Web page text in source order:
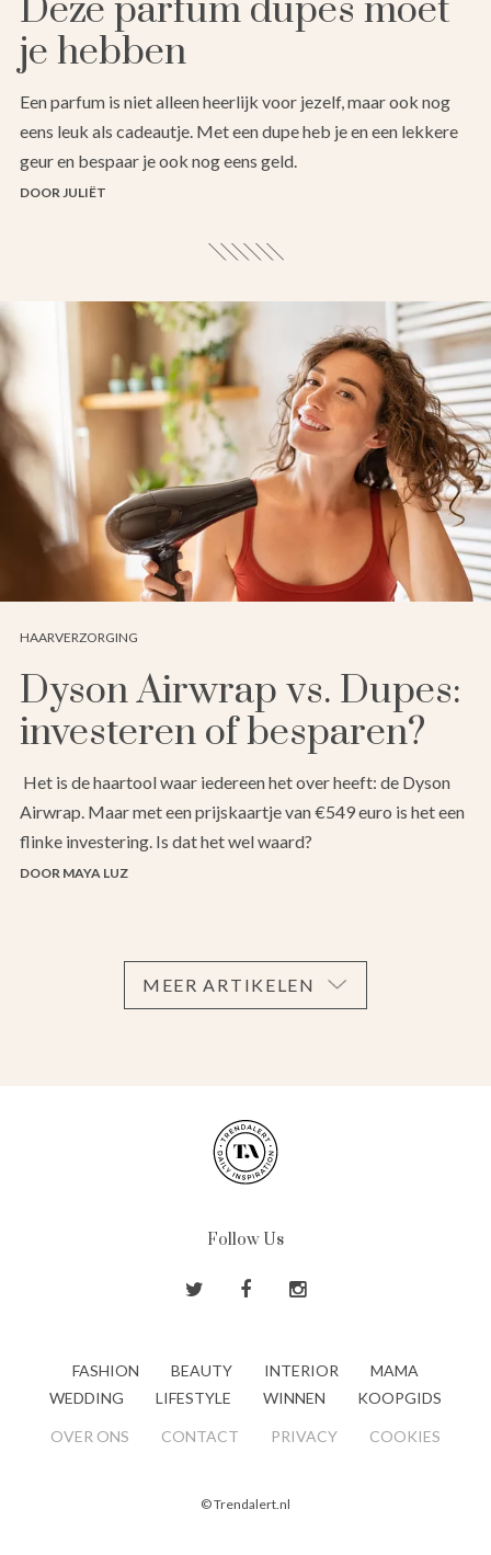
Deze parfum dupes moet
je hebben
Een parfum is niet alleen heerlijk voor jezelf, maar ook nog
eens leuk als cadeautje. Met een dupe heb je en een lekkere
geur en bespaar je ook nog eens geld.
DOOR JULIËT
HAARVERZORGING
Dyson Airwrap vs. Dupes:
investeren of besparen?
Het is de haartool waar iedereen het over heeft: de Dyson
Airwrap. Maar met een prijskaartje van €549 euro is het een
flinke investering. Is dat het wel waard?
DOOR MAYA LUZ
MEER ARTIKELEN
Follow Us
FASHION BEAUTY INTERIOR
MAMA
WEDDING
LIFESTYLE WINNEN KOOPGIDS
OVER ONS CONTACT PRIVACY COOKIES
© Trendalert.nl